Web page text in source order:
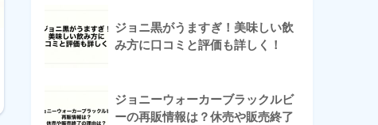
ジョニ黒がうますぎ！美味しい飲
み方に口コミと評価も詳しく！
ジョニーウォーカーブラックルビ
ーの再販情報は？休売や販売終了